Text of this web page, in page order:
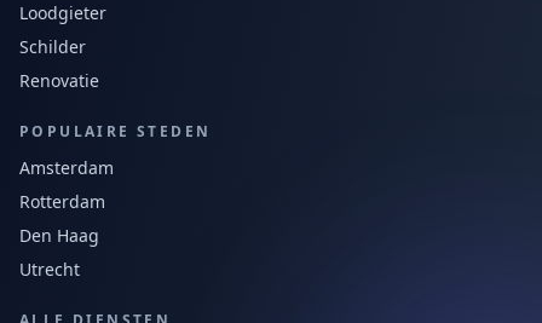
Loodgieter
Schilder
Renovatie
POPULAIRE STEDEN
Amsterdam
Rotterdam
Den Haag
Utrecht